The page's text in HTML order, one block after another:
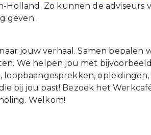
Holland. Zo kunnen de adviseurs
geven.
jouw verhaal. Samen bepalen
We helpen jou met
opleidingen,
bij jou past! Bezoek het
Welkom!